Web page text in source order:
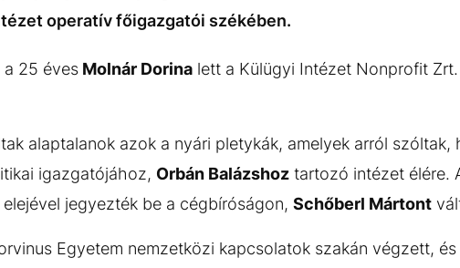
operatív főigazgatói székében.
a 25 éves Molnár Dorina lett a Külügyi Intézet Nonprofit
alaptalanok azok a nyári pletykák, amelyek arról
igazgatójához, Orbán Balázshoz tartozó intézet élére.
jegyezték be a cégbíróságon, Schőberl Mártont
Egyetem nemzetközi kapcsolatok szakán végzett,